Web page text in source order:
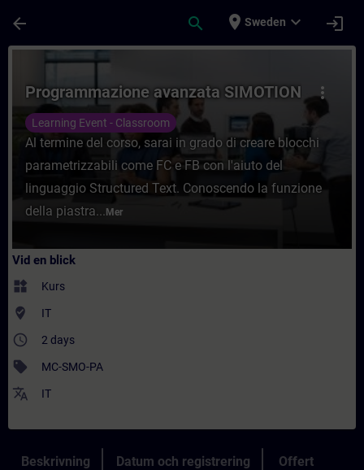
arrow_back search place Sweden expand_more login
Kurs - Programmazione avanzata
more_vert
Programmazione avanzata SIMOTION
Learning Event - Classroom
Al termine del corso, sarai in grado di creare blocchi
parametrizzabili come FC e FB con l'aiuto del
linguaggio Structured Text. Conoscendo la funzione
della piastra... Mer
Vid en blick
widgets Kurs
where_to_vote IT
access_time 2 days
sell MC-SMO-PA
translate IT
Beskrivning Datum och registrering Offert